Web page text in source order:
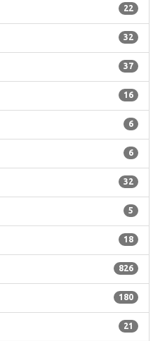
22
32
37
16
6
6
32
5
18
826
180
21